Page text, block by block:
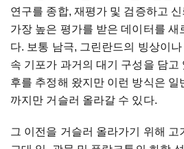
연구를 종합, 재평가 및 검증하고
가장 높은 평가를 받은 데이터를 새
다. 보통 남극, 그린란드의 빙상이
속 기포가 과거의 대기 구성을 담고
후를 추정해 왔지만 이런 방식은 일
까지만 거슬러 올라갈 수 있다.
그 이전을 거슬러 올라가기 위해 고